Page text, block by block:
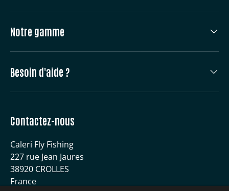
Notre gamme
Besoin d'aide ?
Contactez-nous
Caleri Fly Fishing
227 rue Jean Jaures
38920 CROLLES
France